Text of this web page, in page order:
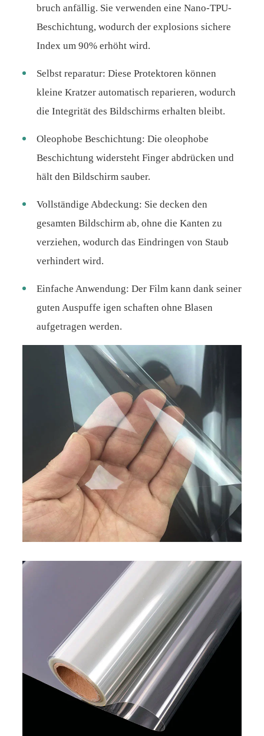
bruch anfällig. Sie verwenden eine Nano-TPU-
Beschichtung, wodurch der explosions sichere
Index um 90% erhöht wird.
Selbst reparatur: Diese Protektoren können
kleine Kratzer automatisch reparieren, wodurch
die Integrität des Bildschirms erhalten bleibt.
Oleophobe Beschichtung: Die oleophobe
Beschichtung widersteht Finger abdrücken und
hält den Bildschirm sauber.
Vollständige Abdeckung: Sie decken den
gesamten Bildschirm ab, ohne die Kanten zu
verziehen, wodurch das Eindringen von Staub
verhindert wird.
Einfache Anwendung: Der Film kann dank seiner
guten Auspuffe igen schaften ohne Blasen
aufgetragen werden.